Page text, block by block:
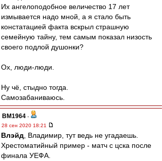
Их ангелоподобное величество 17 лет
измывается надо мной, а я стало быть
констатацией факта вскрыл страшную
семейную тайну, тем самым показал низость
своего подлой душонки?
Ох, люди-люди.
Ну чё, стыдно тогда.
Самозабаниваюсь.
BM1964 -
28 сен 2020 18:21
Влэйд , Владимир, тут ведь не угадаешь.
Хрестоматийный пример - матч с цска после
финала УЕФА.